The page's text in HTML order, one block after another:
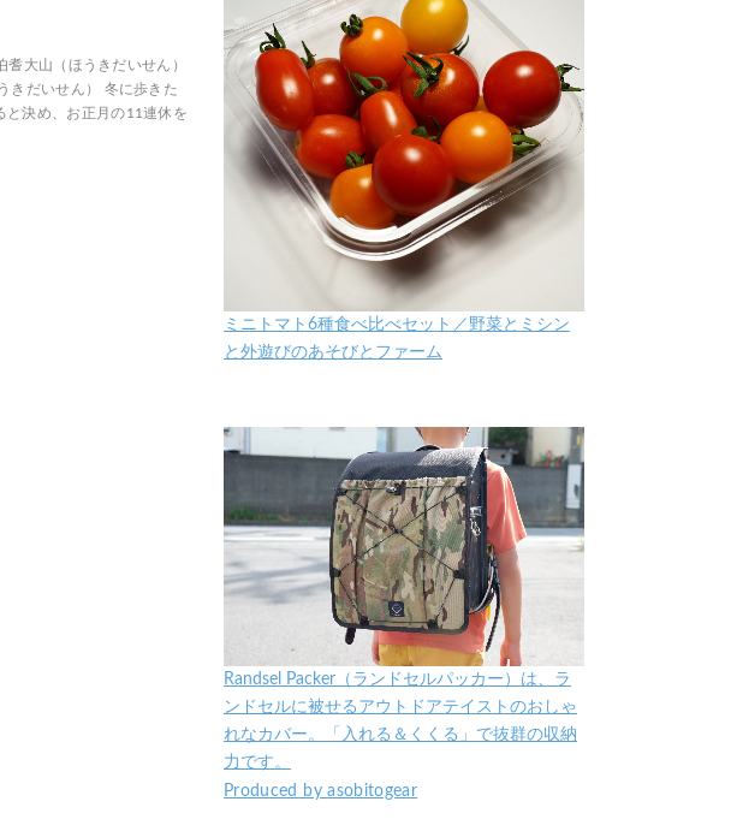
大山（ほうきだいせん）
きだいせん） 冬に歩きた
と決め、お正月の11連休を
ミニトマト6種食べ比べセット／野菜とミシン
と外遊びのあそびとファーム
Randsel Packer（ランドセルパッカー）は、ラ
ンドセルに被せるアウトドアテイストのおしゃ
れなカバー。「入れる＆くくる」で抜群の収納
力です。
Produced by asobitogear